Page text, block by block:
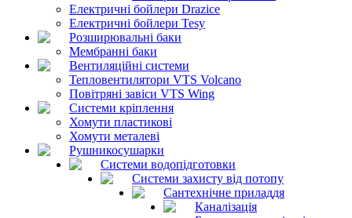
Електричні бойлери Drazice
Електричні бойлери Tesy
Розширювальні баки
Мембранні баки
Вентиляційні системи
Тепловентилятори VTS Volcano
Повітряні завіси VTS Wing
Системи кріплення
Хомути пластикові
Хомути металеві
Рушникосушарки
Системи водопідготовки
Системи захисту від потопу
Сантехнічне приладдя
Каналізація